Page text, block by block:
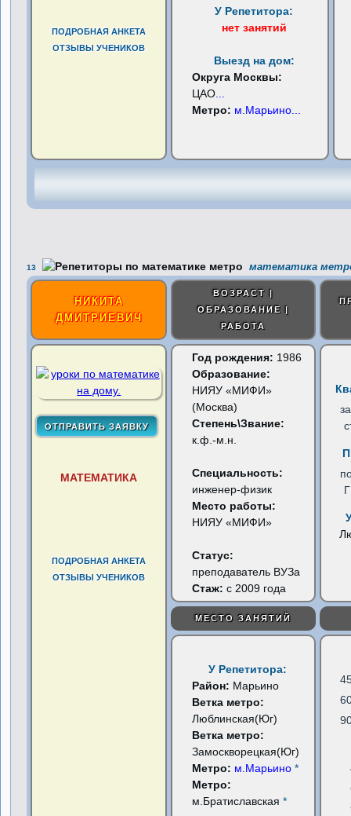
ПОДРОБНАЯ АНКЕТА
ОТЗЫВЫ УЧЕНИКОВ
У Репетитора:
нет занятий
Выезд на дом:
Округа Москвы:
ЦАО
Метро: м.Марьино
13 математика
НИКИТА
ДМИТРИЕВИЧ
ВОЗРАСТ |
ОБРАЗОВАНИЕ |
РАБОТА
МАТЕМАТИКА
ПОДРОБНАЯ АНКЕТА
ОТЗЫВЫ УЧЕНИКОВ
Год рождения: 1986
Образование:
НИЯУ «МИФИ»
(Москва)
Степень\Звание:
к.ф.-м.н.
Специальность:
инженер-физик
Место работы:
НИЯУ «МИФИ»
Статус:
преподаватель ВУЗа
Стаж: с 2009 года
МЕСТО ЗАНЯТИЙ
У Репетитора:
Район: Марьино
Ветка метро:
Люблинская(Юг)
Ветка метро:
Замоскворецкая(Юг)
Метро: м.Марьино *
Метро:
м.Братиславская*